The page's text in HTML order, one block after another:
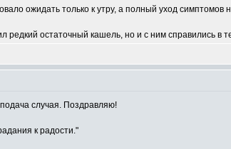
ожидать только к утру, а полный уход симптомов
редкий остаточный кашель, но и с ним справились в
случая. Поздравляю!
к радости."